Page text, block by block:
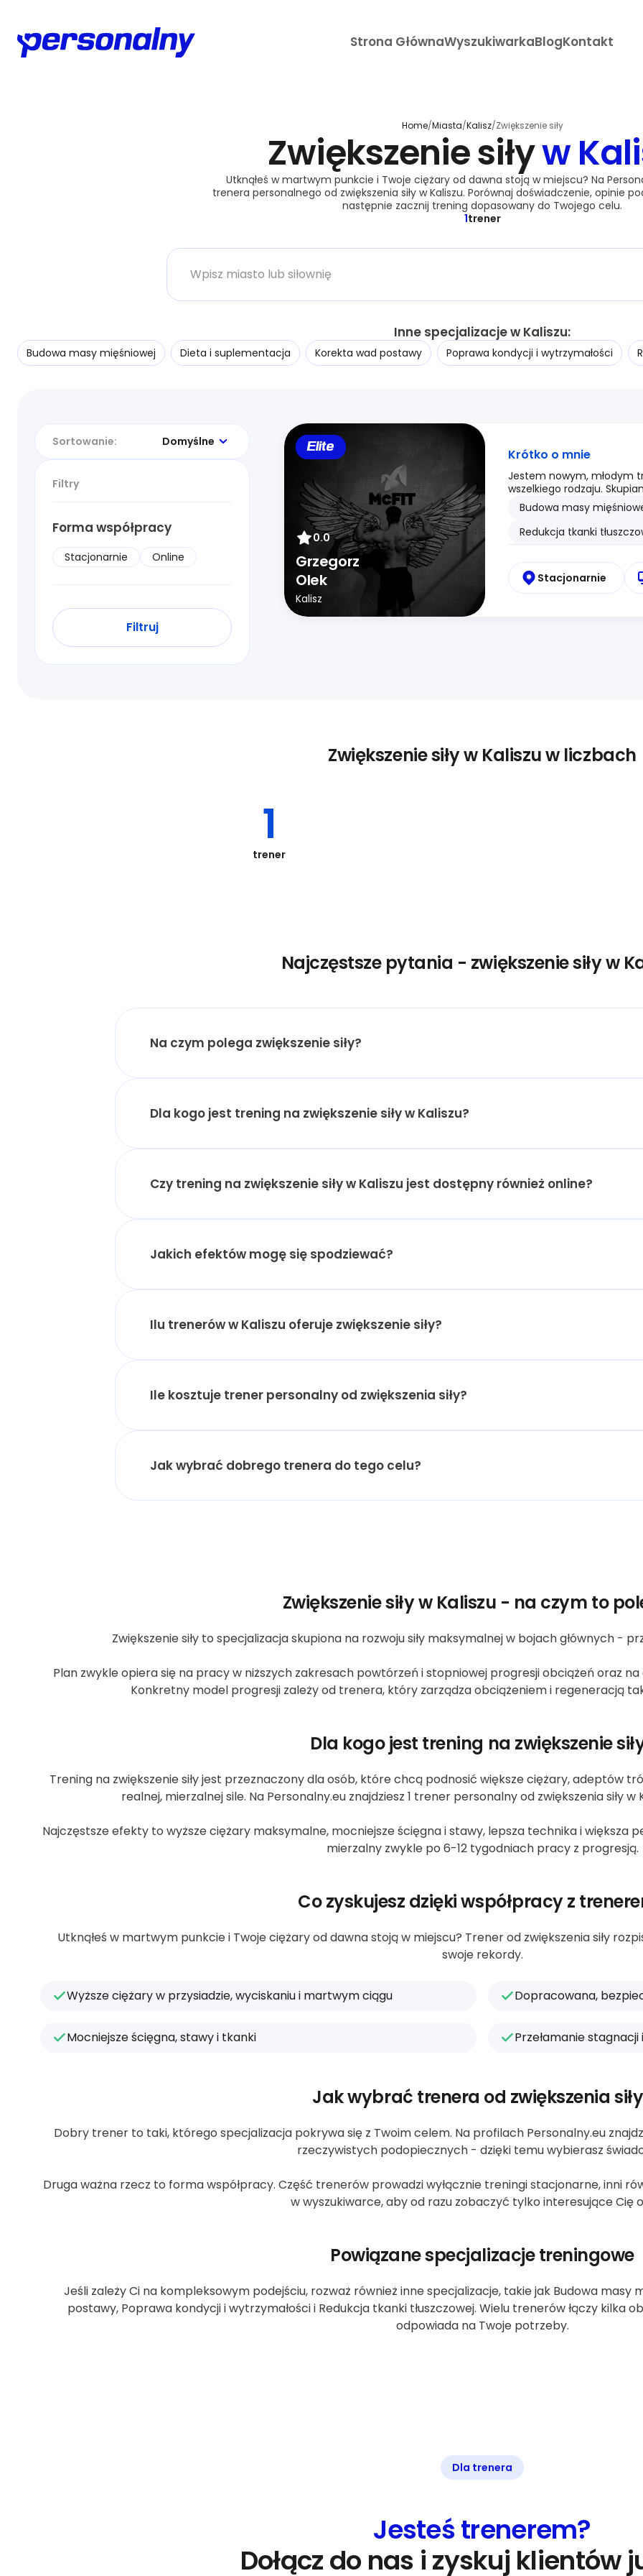
Strona GłównaWyszukiwarkaBlogKontakt
Home/Miasta/Kalisz/Zwiększenie siły
Zwiększenie siływ
Utknąłeś w martwym punkcie i Twoje ciężary od dawna stoją w miejscu? Na
trenera personalnego od zwiększenia siły w Kaliszu. Porównaj doświadczenie, opinie
następnie zacznij trening dopasowany do Twojego celu.
1trener
Miasto lub siłownia
Inne specjalizacje w Kaliszu:
Budowa masy mięśniowej Dieta i suplementacja Korekta wad postawy Poprawa kondycji i wytrzymałości
Sortowanie: Domyślne
Filtry
Forma współpracy
Stacjonarnie Online
Filtruj
Elite
0.0
Grzegorz
Olek
Kalisz
Krótko o mnie
Jestem nowym, młodym
wszelkiego rodzaju.
Budowa masy
Redukcja tkanki
Stacjonarnie
Zwiększenie siły w Kaliszu w liczbach
1
trener
Najczęstsze pytania - zwiększenie siły w
Na czym polega zwiększenie siły?
Dla kogo jest trening na zwiększenie siły w Kaliszu?
Czy trening na zwiększenie siły w Kaliszu jest dostępny również online?
Jakich efektów mogę się spodziewać?
Ilu trenerów w Kaliszu oferuje zwiększenie siły?
Ile kosztuje trener personalny od zwiększenia siły?
Jak wybrać dobrego trenera do tego celu?
Zwiększenie siły w Kaliszu - na czym to
Zwiększenie siły to specjalizacja skupiona na rozwoju siły maksymalnej w bojach głównych -
Plan zwykle opiera się na pracy w niższych zakresach powtórzeń i stopniowej progresji obciążeń oraz
Konkretny model progresji zależy od trenera, który zarządza obciążeniem i regeneracją
Dla kogo jest trening na zwiększenie
Trening na zwiększenie siły jest przeznaczony dla osób, które chcą podnosić większe ciężary, adeptów
realnej, mierzalnej sile. Na Personalny.eu znajdziesz 1 trener personalny od zwiększenia siły
Najczęstsze efekty to wyższe ciężary maksymalne, mocniejsze ścięgna i stawy, lepsza technika i większa
mierzalny zwykle po 6-12 tygodniach pracy z progresją.
Co zyskujesz dzięki współpracy z
Utknąłeś w martwym punkcie i Twoje ciężary od dawna stoją w miejscu? Trener od zwiększenia siły
swoje rekordy.
Wyższe ciężary w przysiadzie, wyciskaniu i martwym ciągu Dopracowana,
Mocniejsze ścięgna, stawy i tkanki Przełamanie
Jak wybrać trenera od zwiększenia
Dobry trener to taki, którego specjalizacja pokrywa się z Twoim celem. Na profilach Personalny.eu
rzeczywistych podopiecznych - dzięki temu wybierasz
Druga ważna rzecz to forma współpracy. Część trenerów prowadzi wyłącznie treningi stacjonarne, inni
w wyszukiwarce, aby od razu zobaczyć tylko interesujące Cię
Powiązane specjalizacje treningowe
Jeśli zależy Ci na kompleksowym podejściu, rozważ również inne specjalizacje, takie jak Budowa masy
postawy, Poprawa kondycji i wytrzymałości i Redukcja tkanki tłuszczowej. Wielu trenerów łączy kilka
odpowiada na Twoje potrzeby.
Dla trenera
Jesteś trenerem?
Dołącz do nas i zyskuj klientów